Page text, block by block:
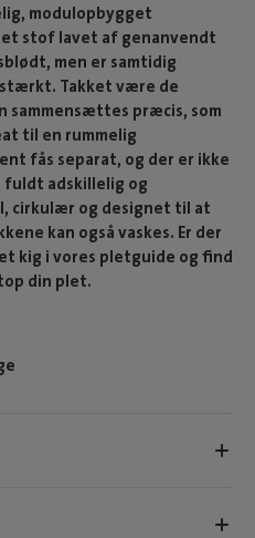
modulopbygget
stof lavet af genanvendt
men er samtidig
Takket være de
sammensættes præcis, som
til en rummelig
fås separat, og der er ikke
adskillelig og
cirkulær og designet til at
kan også vaskes. Er der
kig i vores pletguide og find
din plet.